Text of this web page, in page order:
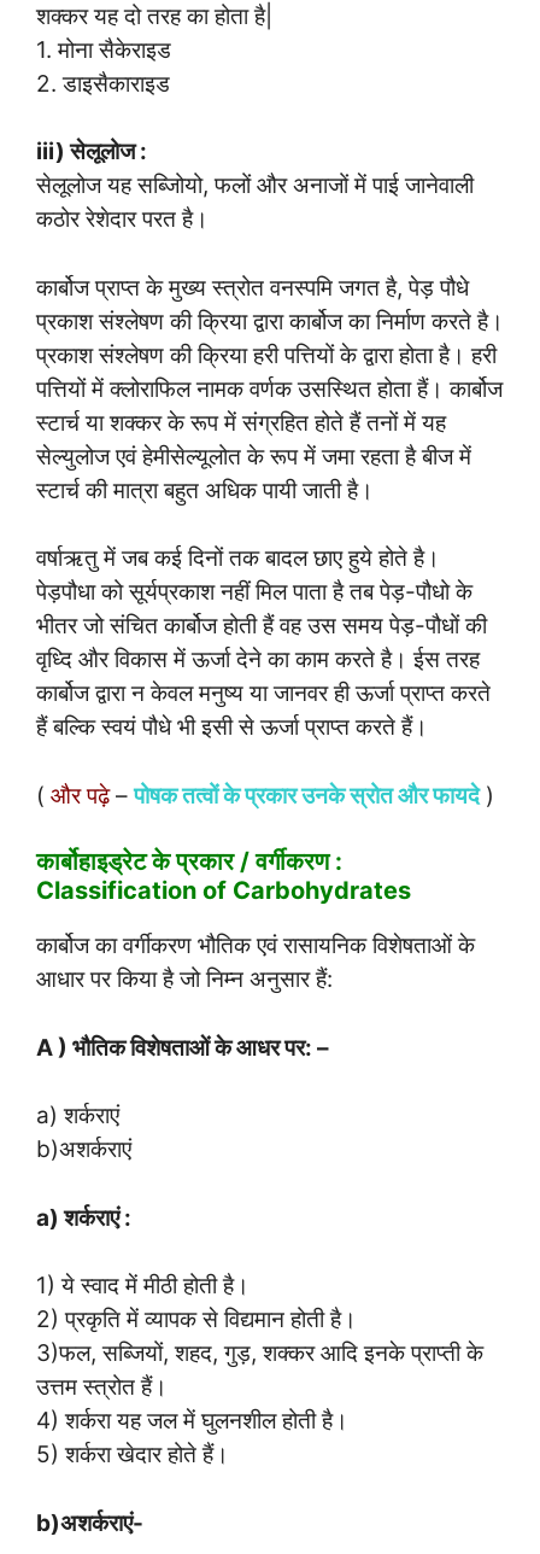
शक्कर यह दो तरह का होता है|
1. मोना सैकेराइड
2. डाइसैकाराइड
iii) सेलूलोज :
सेलूलोज यह सब्जिोयो, फलों और अनाजों में पाई जानेवाली
कठोर रेशेदार परत है।
कार्बोज प्राप्त के मुख्य स्त्रोत वनस्पमि जगत है, पेड़ पौधे
प्रकाश संश्लेषण की क्रिया द्वारा कार्बोज का निर्माण करते है।
प्रकाश संश्लेषण की क्रिया हरी पत्तियों के द्वारा होता है। हरी
पत्तियों में क्लोराफिल नामक वर्णक उसस्थित होता हैं। कार्बोज
स्टार्च या शक्कर के रूप में संग्रहित होते हैं तनों में यह
सेल्युलोज एवं हेमीसेल्यूलोत के रूप में जमा रहता है बीज में
स्टार्च की मात्रा बहुत अधिक पायी जाती है।
वर्षाऋतु में जब कई दिनों तक बादल छाए हुये होते है।
पेड़पौधा को सूर्यप्रकाश नहीं मिल पाता है तब पेड़-पौधो के
भीतर जो संचित कार्बोज होती हैं वह उस समय पेड़-पौधों की
वृध्दि और विकास में ऊर्जा देने का काम करते है। ईस तरह
कार्बोज द्वारा न केवल मनुष्य या जानवर ही ऊर्जा प्राप्त करते
हैं बल्कि स्वयं पौधे भी इसी से ऊर्जा प्राप्त करते हैं।
( और पढ़े–पोषक तत्वों के प्रकार उनके स्रोत और फायदे)
कार्बोहाइड्रेट के प्रकार / वर्गीकरण :
Classification of Carbohydrates
कार्बोज का वर्गीकरण भौतिक एवं रासायनिक विशेषताओं के
आधार पर किया है जो निम्न अनुसार हैं:
A ) भौतिक विशेषताओं के आधर पर: –
a) शर्कराएं
b)अशर्कराएं
a) शर्कराएं :
1) ये स्वाद में मीठी होती है।
2) प्रकृति में व्यापक से विद्यमान होती है।
3)फल, सब्जियों, शहद, गुड़, शक्कर आदि इनके प्राप्ती के
उत्तम स्त्रोत हैं।
4) शर्करा यह जल में घुलनशील होती है।
5) शर्करा खेदार होते हैं।
b)अशर्कराएं-